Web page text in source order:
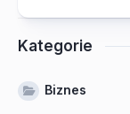
Kategorie
Biznes